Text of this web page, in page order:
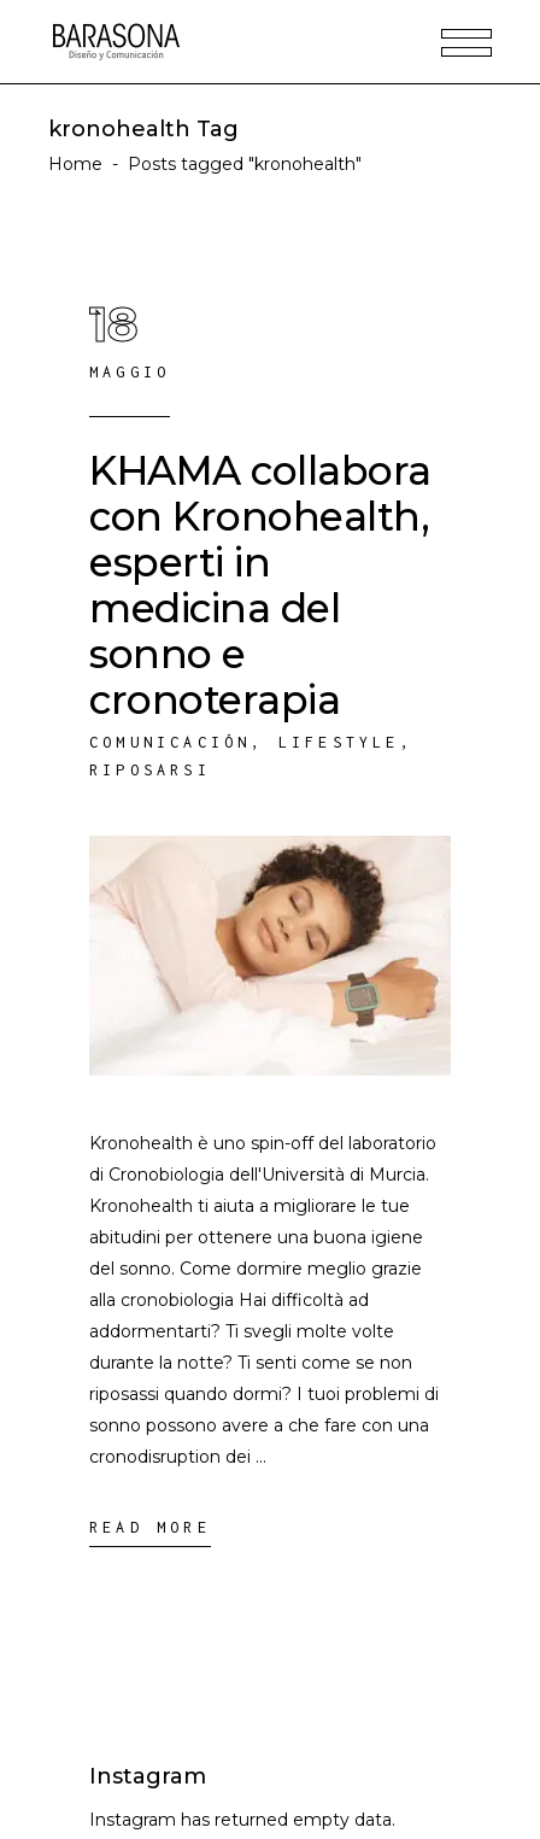
kronohealth Tag
Home - Posts tagged "kronohealth"
18
MAGGIO
KHAMA collabora
con Kronohealth,
esperti in
medicina del
sonno e
cronoterapia
COMUNICACIÓN , LIFESTYLE ,
RIPOSARSI
Kronohealth è uno spin-off del laboratorio
di Cronobiologia dell'Università di Murcia.
Kronohealth ti aiuta a migliorare le tue
abitudini per ottenere una buona igiene
del sonno. Come dormire meglio grazie
alla cronobiologia Hai difficoltà ad
addormentarti? Ti svegli molte volte
durante la notte? Ti senti come se non
riposassi quando dormi? I tuoi problemi di
sonno possono avere a che fare con una
cronodisruption dei
READ MORE
Instagram
Instagram has returned empty data.